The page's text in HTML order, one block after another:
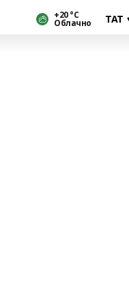
+20 °С
Облачно